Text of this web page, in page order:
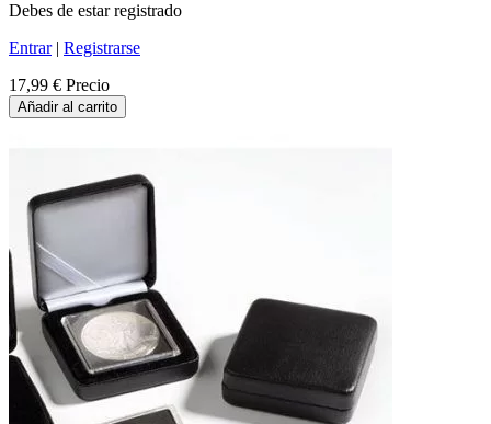
Debes de estar registrado
Entrar| Registrarse
17,99 € Precio
Añadir al carrito